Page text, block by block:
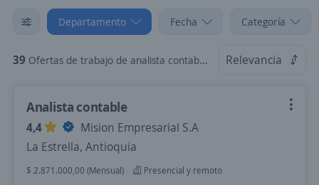
Departamento Fecha Categoría
39 Ofertas de trabajo de analista contable en La Estrella, Antioquia Relevancia
Analista contable
4,4
Mision Empresarial S.A
La Estrella, Antioquia
$ 2.871.000,00 (Mensual)
Presencial y remoto